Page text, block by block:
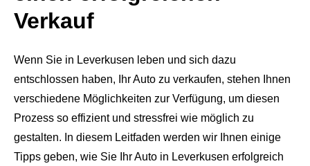
Verkauf
Wenn Sie in Leverkusen leben und sich dazu
entschlossen haben, Ihr Auto zu verkaufen, stehen Ihnen
verschiedene Möglichkeiten zur Verfügung, um diesen
Prozess so effizient und stressfrei wie möglich zu
gestalten. In diesem Leitfaden werden wir Ihnen einige
Tipps geben, wie Sie Ihr Auto in Leverkusen erfolgreich